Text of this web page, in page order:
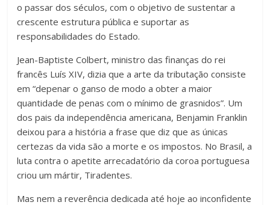
o passar dos séculos, com o objetivo de sustentar a
crescente estrutura pública e suportar as
responsabilidades do Estado.
Jean-Baptiste Colbert, ministro das finanças do rei
francês Luís XIV, dizia que a arte da tributação consiste
em “depenar o ganso de modo a obter a maior
quantidade de penas com o mínimo de grasnidos”. Um
dos pais da independência americana, Benjamin Franklin
deixou para a história a frase que diz que as únicas
certezas da vida são a morte e os impostos. No Brasil, a
luta contra o apetite arrecadatório da coroa portuguesa
criou um mártir, Tiradentes.
Mas nem a reverência dedicada até hoje ao inconfidente